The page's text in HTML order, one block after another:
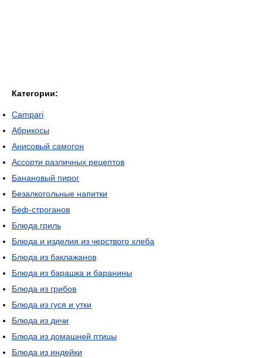
Категории:
Campari
Абрикосы
Анисовый самогон
Ассорти различных рецептов
Банановый пирог
Безалкогольные напитки
Беф-строганов
Блюда гриль
Блюда и изделия из черствого хлеба
Блюда из баклажанов
Блюда из барашка и баранины
Блюда из грибов
Блюда из гуся и утки
Блюда из дичи
Блюда из домашней птицы
Блюда из индейки